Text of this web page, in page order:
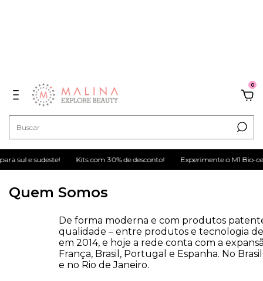
0
sul e sudeste! Kits com 30% de desconto! Experimente o M1 Bio-
Quem Somos
De forma moderna e com produtos
qualidade – entre produtos e tecnologia
em 2014, e hoje a rede conta com a
França, Brasil, Portugal e Espanha. No
e no Rio de Janeiro.